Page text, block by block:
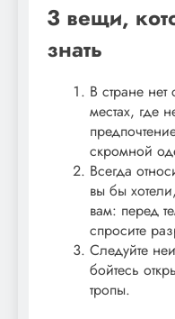
3 вещи,
знать
В стране нет
местах, где
скромной
Всегда
вы бы
вам: перед
спросите
Следуйте
бойтесь
тропы.